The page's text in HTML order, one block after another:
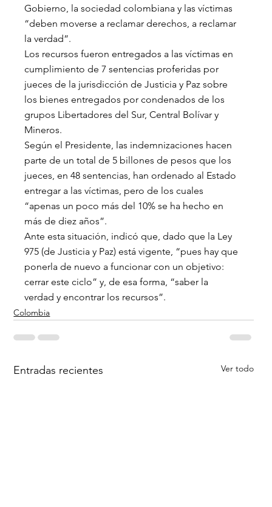
Gobierno, la sociedad colombiana y las víctimas
“deben moverse a reclamar derechos, a reclamar
la verdad”.
Los recursos fueron entregados a las víctimas en
cumplimiento de 7 sentencias proferidas por
jueces de la jurisdicción de Justicia y Paz sobre
los bienes entregados por condenados de los
grupos Libertadores del Sur, Central Bolívar y
Mineros.
Según el Presidente, las indemnizaciones hacen
parte de un total de 5 billones de pesos que los
jueces, en 48 sentencias, han ordenado al Estado
entregar a las víctimas, pero de los cuales
“apenas un poco más del 10% se ha hecho en
más de diez años”.
Ante esta situación, indicó que, dado que la Ley
975 (de Justicia y Paz) está vigente, “pues hay que
ponerla de nuevo a funcionar con un objetivo:
cerrar este ciclo” y, de esa forma, “saber la
verdad y encontrar los recursos”.
Colombia
Entradas recientes Ver todo